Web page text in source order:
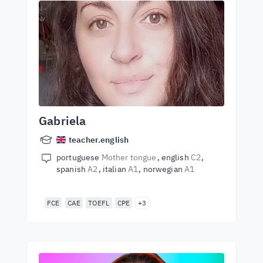
Gabriela
teacher.english
portuguese Mother tongue english C2
spanishA2 italian A1 norwegianA1
FCE CAE TOEFL CPE +3